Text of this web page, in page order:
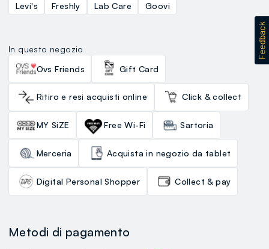
Levi's
Freshly Lab Care Goovi
In questo negozio
Ovs Friends
Gift Card
Ritiro e resi acquisti online Click & collect
MY SiZE Free Wi-Fi Sartoria
Merceria Acquista in negozio da tablet
Digital Personal Shopper Collect & pay
Metodi di pagamento